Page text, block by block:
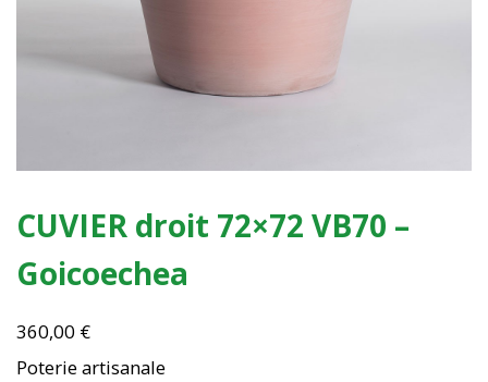
CUVIER droit 72×72 VB70 –
Goicoechea
360,00 €
Poterie artisanale